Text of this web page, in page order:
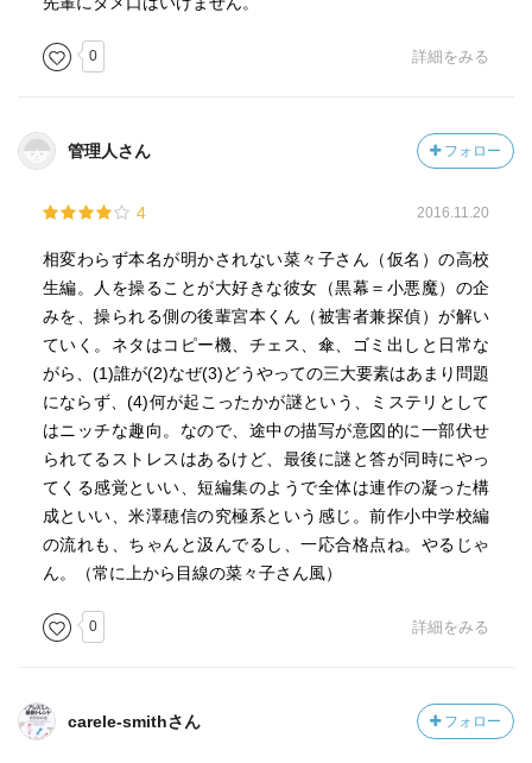
0 詳細をみる
管理人さん フォロー
4 2016.11.20
相変わらず本名が明かされない菜々子さん（仮名）の高校
生編。人を操ることが大好きな彼女（黒幕＝小悪魔）の企
みを、操られる側の後輩宮本くん（被害者兼探偵）が解い
ていく。ネタはコピー機、チェス、傘、ゴミ出しと日常な
がら、(1)誰が(2)なぜ(3)どうやっての三大要素はあまり問題
にならず、(4)何が起こったかが謎という、ミステリとして
はニッチな趣向。なので、途中の描写が意図的に一部伏せ
られてるストレスはあるけど、最後に謎と答が同時にやっ
てくる感覚といい、短編集のようで全体は連作の凝った構
成といい、米澤穂信の究極系という感じ。前作小中学校編
の流れも、ちゃんと汲んでるし、一応合格点ね。やるじゃ
ん。（常に上から目線の菜々子さん風）
0 詳細をみる
carele-smithさん フォロー